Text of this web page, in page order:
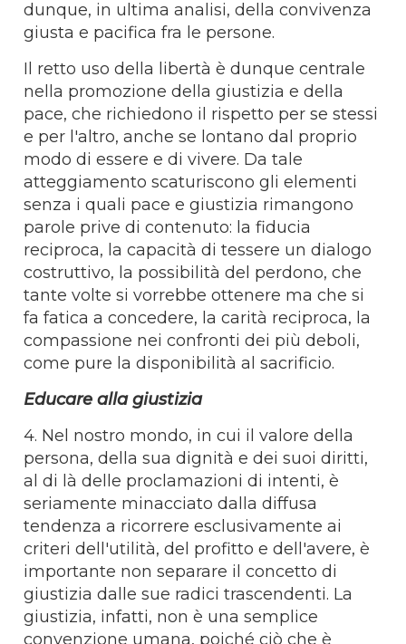
dunque, in ultima analisi, della convivenza
giusta e pacifica fra le persone.
Il retto uso della libertà è dunque centrale
nella promozione della giustizia e della
pace, che richiedono il rispetto per se stessi
e per l'altro, anche se lontano dal proprio
modo di essere e di vivere. Da tale
atteggiamento scaturiscono gli elementi
senza i quali pace e giustizia rimangono
parole prive di contenuto: la fiducia
reciproca, la capacità di tessere un dialogo
costruttivo, la possibilità del perdono, che
tante volte si vorrebbe ottenere ma che si
fa fatica a concedere, la carità reciproca, la
compassione nei confronti dei più deboli,
come pure la disponibilità al sacrificio.
Educare alla giustizia
4. Nel nostro mondo, in cui il valore della
persona, della sua dignità e dei suoi diritti,
al di là delle proclamazioni di intenti, è
seriamente minacciato dalla diffusa
tendenza a ricorrere esclusivamente ai
criteri dell'utilità, del profitto e dell'avere, è
importante non separare il concetto di
giustizia dalle sue radici trascendenti. La
giustizia, infatti, non è una semplice
convenzione umana, poiché ciò che è